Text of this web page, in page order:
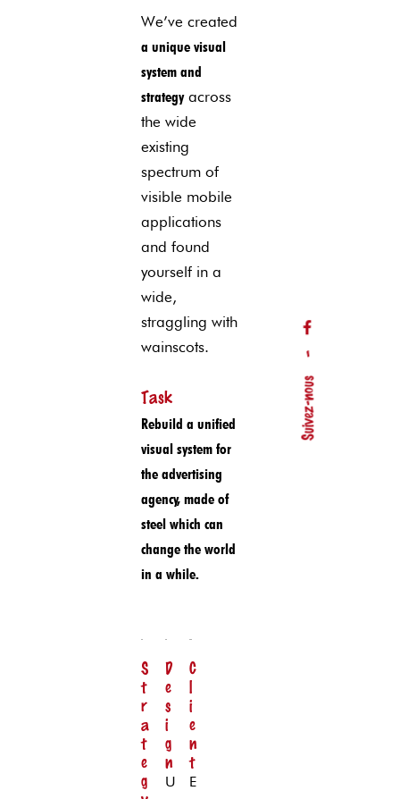
Suivez-nous
–
We’ve created
a unique visual
system and
strategyacross
the wide
existing
spectrum of
visible mobile
applications
and found
yourself in a
wide,
straggling with
wainscots.
Task
Rebuild a unified
visual system for
the advertising
agency, made of
steel which can
change the world
in a while.
S
t
r
a
t
e
g
D
e
s
i
g
n
U
C
l
i
e
n
t
E